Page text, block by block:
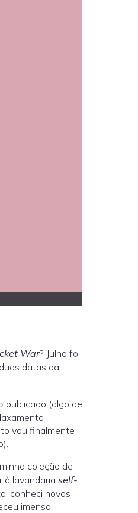
War? Julho foi
datas da
publicado (algo de
vou finalmente
coleção de
à lavandaria self-
conheci novos
imenso.